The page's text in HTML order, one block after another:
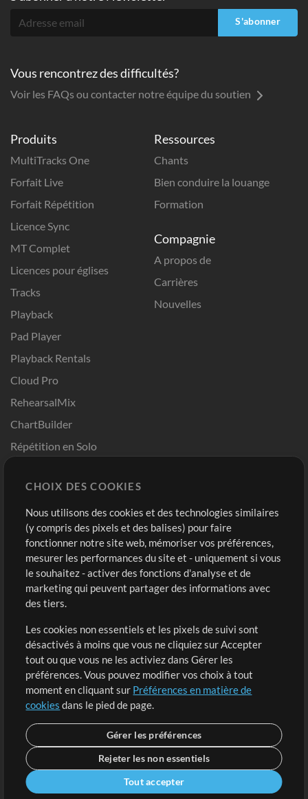
Produits
MultiTracks One
Forfait Live
Forfait Répétition
Licence Sync
MT Complet
Licences pour églises
Tracks
Playback
Pad Player
Playback Rentals
Cloud Pro
RehearsalMix
ChartBuilder
Répétition en Solo
Modèles ProPresenter
Sons
Ressources
Chants
Bien conduire la louange
Formation
Compagnie
A propos de
Carrières
Nouvelles
Boutique
Acheter des crédits
Contenu gratuit
Demander les pistes
Extras
Sessions
Soumettre votre contenu
Listes de lecture
Conférence MT
Compte
Connexion
S'inscrire
S'abonner
Vous rencontrez des difficultés?
Voir les FAQs ou contacter notre équipe du soutien
CHOIX DES COOKIES
Nous utilisons des cookies et des technologies similaires
(y compris des pixels et des balises) pour faire
fonctionner notre site web, mémoriser vos préférences,
mesurer les performances du site et - uniquement si vous
le souhaitez - activer des fonctions d'analyse et de
marketing qui peuvent partager des informations avec
des tiers.
Les cookies non essentiels et les pixels de suivi sont
désactivés à moins que vous ne cliquiez sur Accepter
tout ou que vous ne les activiez dans Gérer les
préférences. Vous pouvez modifier vos choix à tout
moment en cliquant sur Préférences en matière de
cookies dans le pied de page.
Gérer les préférences
Rejeter les non essentiels
Tout accepter